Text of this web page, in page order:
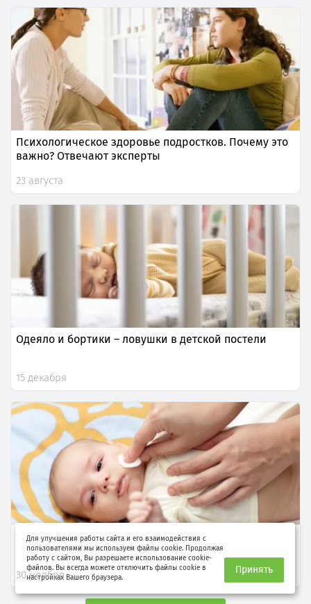
Психологическое здоровье подростков. Почему это
важно? Отвечают эксперты
23 августа
Одеяло и бортики – ловушки в детской постели
15 декабря
Уход за малышом в первые недели и месяцы жизни
30 ноября
Для улучшения работы сайта и его взаимодействия с
пользователями мы используем файлы cookie. Продолжая
работу с сайтом, Вы разрешаете использование cookie-
файлов. Вы всегда можете отключить файлы cookie в
настройках Вашего браузера.
Принять